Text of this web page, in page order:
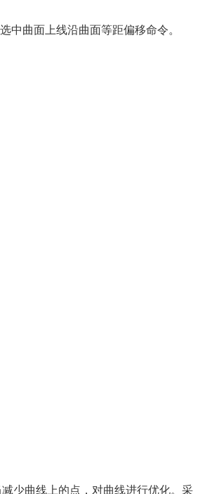
中曲面上线沿曲面等距偏移命令。
少曲线上的点，对曲线进行优化。采